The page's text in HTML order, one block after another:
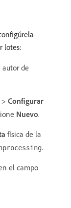
lotes:
autor de
> Configurar
Nuevo.
física de la
.
el campo